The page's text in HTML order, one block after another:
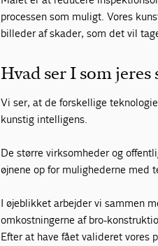
processen som muligt. Vores
billeder af skader, som det vil
Hvad ser I som
Vi ser, at de forskellige
kunstig intelligens.
De større virksomheder og
øjnene op for mulighederne med
I øjeblikket arbejder vi sammen
omkostningerne af bro-
Efter at have fået valideret vores